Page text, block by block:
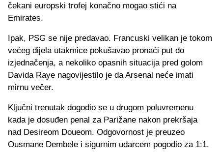
čekani europski trofej konačno mogao stići na
Emirates.
Ipak, PSG se nije predavao. Francuski velikan je tokom
većeg dijela utakmice pokušavao pronaći put do
izjednačenja, a nekoliko opasnih situacija pred golom
Davida Raye nagovijestilo je da Arsenal neće imati
mirnu večer.
Ključni trenutak dogodio se u drugom poluvremenu
kada je dosuđen penal za Parižane nakon prekršaja
nad Desireom Doueom. Odgovornost je preuzeo
Ousmane Dembele i sigurnim udarcem pogodio za 1:1.